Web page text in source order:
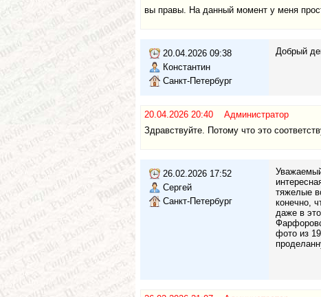
вы правы. На данный момент у меня
20.04.2026 09:38
Константин
Санкт-Петербург
Добрый
20.04.2026 20:40 Администратор
Здравствуйте. Потому что это
26.02.2026 17:52
Сергей
Санкт-Петербург
тяжелые
конечно,
даже в
фото из